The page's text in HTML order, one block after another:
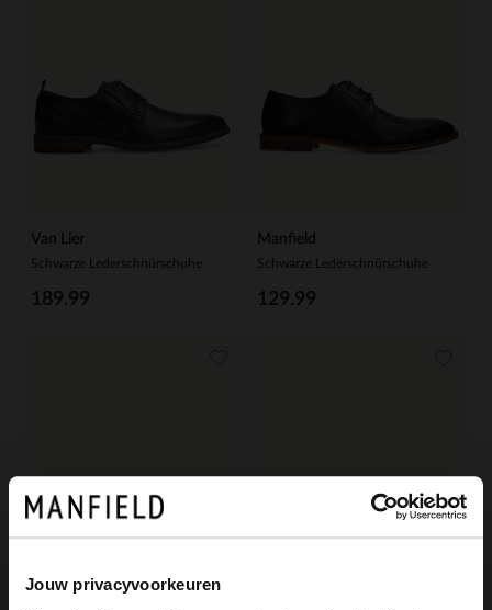
Jouw privacyvoorkeuren
Van Lier
Schwarze Lederschnürschuhe
189.99
Manfield
Schwarze Lederschnürschuhe
129.99